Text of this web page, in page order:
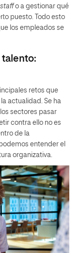
staffo a gestionar qué
puesto. Todo esto
los empleados se
talento:
retos que
actualidad. Se ha
sectores pasar
contra ello no es
de la
entender el
organizativa.